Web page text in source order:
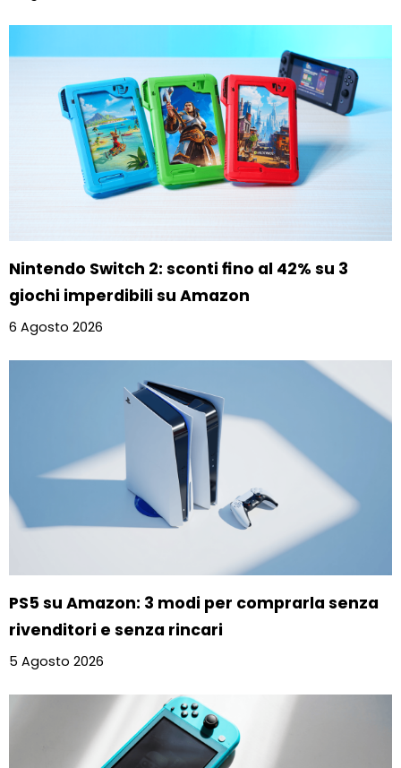
Nintendo Switch 2: sconti fino al 42% su 3
giochi imperdibili su Amazon
6 Agosto 2026
PS5 su Amazon: 3 modi per comprarla senza
rivenditori e senza rincari
5 Agosto 2026